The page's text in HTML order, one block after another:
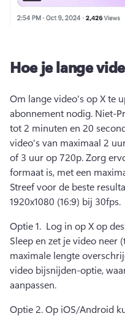
Hoe je lange
Om lange video's op X te
abonnement nodig. Niet-
tot 2 minuten en 20
video's van maximaal 2
of 3 uur op 720p. Zorg
formaat is, met een
Streef voor de beste
1920x1080 (16:9) bij 30fps.
Optie 1.  Log in op X op
Sleep en zet je video neer
maximale lengte
video bijsnijden-optie,
aanpassen.
Optie 2. Op iOS/Android